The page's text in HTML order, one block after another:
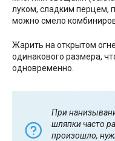
луком, сладким перцем,
можно смело
Жарить на открытом
одинакового размера,
одновременно.
При
шляпки часто
произошло,